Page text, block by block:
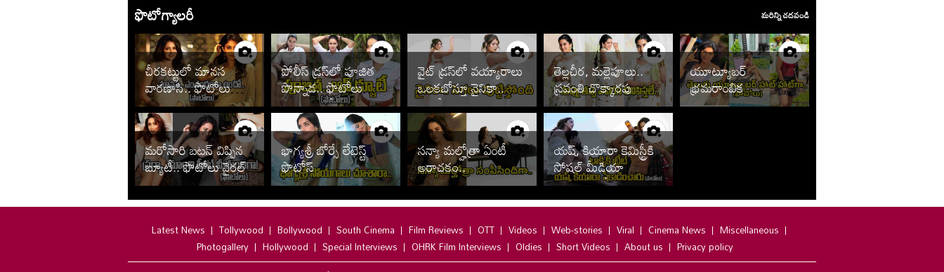
ఫొటోగ్యాలరీ మరిన్ని చదవండి
చీరకట్టులో మానస
వారణాసి.. ఫొటోలు
వైరల్
పోలీస్ డ్రస్‌లో పూజిత
పొన్నాడ.. ఫొటోలు
చూడాల్సిందే
వైట్ డ్రస్‌లో వయ్యారాలు
ఒలకబోస్తూ నైనికా..
ఫొటోలు వైరల్
తెల్లచీర, మల్లెపూలు..
స్రవంతి చొక్కారపు ఏంటి
కథ?
యూట్యూబర్
భ్రమరాంబిక
మొదలెట్టిందిగా.. ఇంత
మరోసారి బటన్ విప్పిన
బ్యూటీ.. ఫొటోలు వైరల్
భాగ్యశ్రీ బోర్సే లేటెస్ట్
ఫొటోస్
సన్యా మల్హోత్రా ఏంటీ
అరాచకం..
యష్, కియారా కెమిస్ట్రీకి
సోషల్ మీడియా
తగలడిపోతోందిగా..
Latest News Tollywood Bollywood South Cinema Film Reviews OTT Videos Web-stories Viral Cinema News
Miscellaneous
Photogallery
Hollywood Special Interviews OHRK Film Interviews Oldies Short Videos About us
Privacy policy